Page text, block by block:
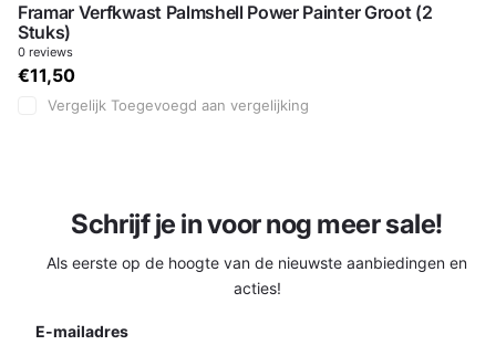
Framar Verfkwast Palmshell Power Painter Groot (2
Stuks)
0 reviews
€11,50
Vergelijk Toegevoegd aan vergelijking
Schrijf je in voor nog meer sale!
Als eerste op de hoogte van de nieuwste aanbiedingen en
acties!
E-mailadres